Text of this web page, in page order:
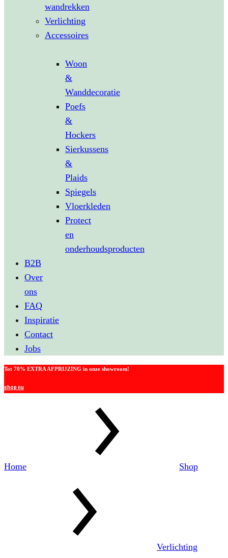
wandrekken
Verlichting
Accessoires
Woon
&
Wanddecoratie
Poefs
&
Hockers
Sierkussens
&
Plaids
Spiegels
Vloerkleden
Protect
en
onderhoudsproducten
B2B
Over
ons
FAQ
Inspiratie
Contact
Jobs
Tot 70% EXTRA AFPRIJZING in onze showroom!
shop nu
Home Shop
Verlichting